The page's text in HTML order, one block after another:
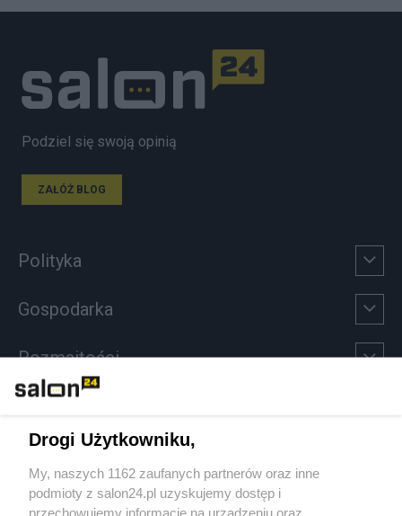
Podziel się swoją opinią
ZAŁÓŻ BLOG
Polityka
Gospodarka
Rozmaitości
Sport
Społeczeństwo
Drogi Użytkowniku,
My, naszych 1162 zaufanych partnerów oraz inne
podmioty z salon24.pl uzyskujemy dostęp i
przechowujemy informacje na urządzeniu oraz